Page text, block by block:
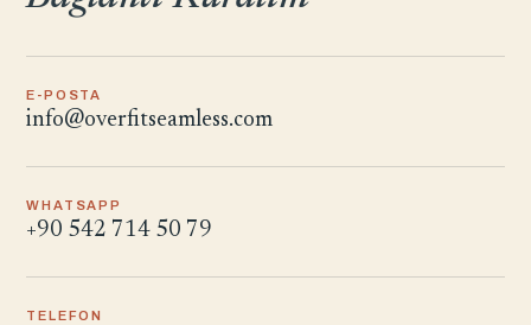
E-POSTA
info@overfitseamless.com
WHATSAPP
+90 542 714 50 79
TELEFON